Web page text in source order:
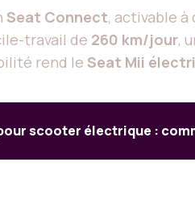
Seat Connect, activable
travail de 260 km/jour,
rend le Seat Mii
scooter électrique :